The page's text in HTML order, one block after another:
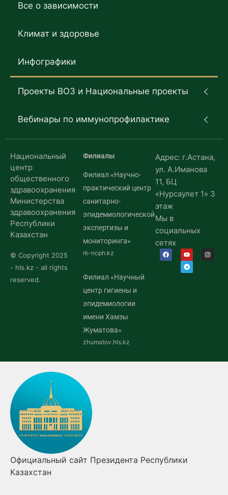
Все о зависимости
Климат и здоровье
Инфографики
Проекты ВОЗ и Национальные проекты
Вебинары по иммунопрофилактике
Национальный
центр
общественного
здравоохранения
Министерства
здравоохранения
Республики
Казахстан
© Copyright 2025
- hls.kz - all rights
reserved.
Филиалы
Филиал «Научно-
практический центр
санитарно-
эпидемиологической
экспертизы и
мониторинга»
rk-ncph.kz
Филиал «Научный
центр гигиены и
эпидемиологии
имени Хамзы
Жуматова»
zhumatov.hls.kz
Адрес: г.Астана,
ул. А.Иманова
11, БЦ
«Нурсаулет 1» 3
этаж
Мы в
социальных
сетях